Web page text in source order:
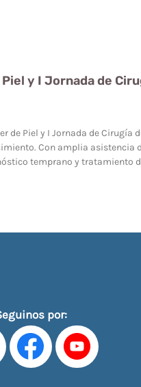
y I Jornada de
de Piel y I Jornada de Cirugía
Con amplia asistencia
temprano y tratamiento
por: